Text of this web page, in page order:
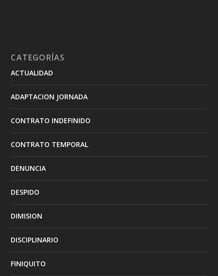
CATEGORÍAS
ACTUALIDAD
ADAPTACION JORNADA
CONTRATO INDEFINIDO
CONTRATO TEMPORAL
DENUNCIA
DESPIDO
DIMISION
DISCIPLINARIO
FINIQUITO